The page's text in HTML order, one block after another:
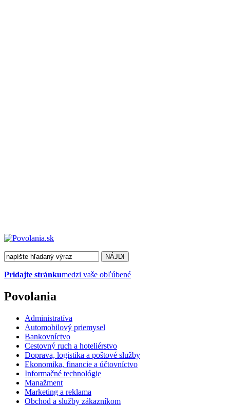
Pridajte stránkumedzi vaše obľúbené
Povolania
Administratíva
Automobilový priemysel
Bankovníctvo
Cestovný ruch a hoteliérstvo
Doprava, logistika a poštové služby
Ekonomika, financie a účtovníctvo
Informačné technológie
Manažment
Marketing a reklama
Obchod a služby zákazníkom